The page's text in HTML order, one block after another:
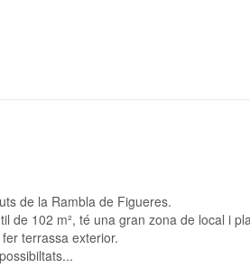
de la Rambla de Figueres.
de 102 m², té una gran zona de local i
terrassa exterior.